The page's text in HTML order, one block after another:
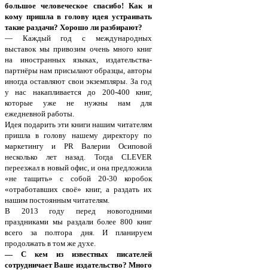
большое человеческое спасибо! Как и
кому пришла в голову идея устраивать
такие раздачи? Хорошо ли разбирают?
— Каждый год с международных
выставок мы привозим очень много книг
на иностранных языках, издательства-
партнёры нам присылают образцы, авторы
иногда оставляют свои экземпляры. За год
у нас накапливается до 200-400 книг,
которые уже не нужны нам для
ежедневной работы.
Идея подарить эти книги нашим читателям
пришла в голову нашему директору по
маркетингу и PR Валерии Осиповой
несколько лет назад. Тогда CLEVER
переезжал в новый офис, и она предложила
«не тащить» с собой 20-30 коробок
«отработавших своё» книг, а раздать их
нашим постоянным читателям.
В 2013 году перед новогодними
праздниками мы раздали более 800 книг
всего за полтора дня. И планируем
продолжать в том же духе.
— С кем из известных писателей
сотрудничает Ваше издательство? Много